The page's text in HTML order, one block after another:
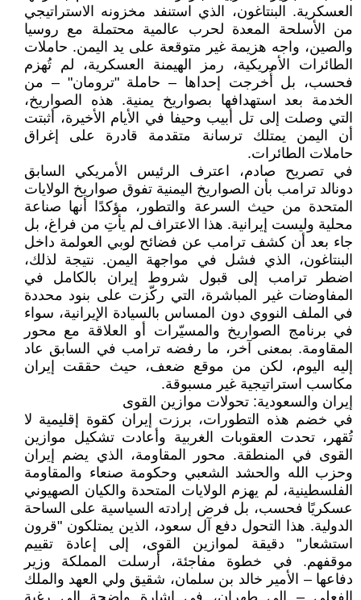
العسكرية. البنتاغون، الذي استنفد مخزونه الاستراتيجي
من الأسلحة المعدة لحرب عالمية محتملة مع روسيا
والصين، واجه هزيمة غير متوقعة على يد اليمن. حاملات
الطائرات الأمريكية، رمز الهيمنة العسكرية، لم تُهزم
فحسب، بل أُخرجت إحداها – حاملة "ترومان" – من
الخدمة بعد استهدافها بصواريخ يمنية. هذه الصواريخ،
التي وصلت إلى تل أبيب وحيفا في الأيام الأخيرة، أثبتت
أن اليمن يمتلك ترسانة متقدمة قادرة على إغراق
حاملات الطائرات.
في تصريح صادم، اعترف الرئيس الأمريكي السابق
دونالد ترامب بأن الصواريخ اليمنية تفوق صواريخ الولايات
المتحدة من حيث السرعة والتطور، مؤكدًا أنها صناعة
محلية وليست إيرانية. هذا الاعتراف لم يأتِ من فراغ، بل
جاء بعد أن كشف ترامب عن فضائح لوبي العولمة داخل
البنتاغون، الذي فشل في مواجهة اليمن. نتيجة لذلك،
اضطر ترامب إلى قبول شروط إيران بالكامل في
المفاوضات غير المباشرة، التي ركّزت على بنود محددة
في الملف النووي دون المساس بالسيادة الإيرانية، سواء
في برنامج الصواريخ والمسيّرات أو العلاقة مع محور
المقاومة. بمعنى آخر، ما رفضه ترامب في السابق عاد
إليه اليوم، لكن من موقع ضعف، حيث حققت إيران
مكاسب استراتيجية غير مسبوقة.
إيران والسعودية: تحولات موازين القوى
في خضم هذه التطورات، برزت إيران كقوة إقليمية لا
تُقهر، تحدت العقوبات الغربية وأعادت تشكيل موازين
القوى في المنطقة. محور المقاومة، الذي يضم إيران
وحزب الله والحشد الشعبي وحكومة صنعاء والمقاومة
الفلسطينية، لم يهزم الولايات المتحدة والكيان الصهيوني
عسكريًا فحسب، بل فرض إرادته السياسية على الساحة
الدولية. هذا التحول دفع آل سعود، الذين يمتلكون "قرون
استشعار" دقيقة لموازين القوى، إلى إعادة تقييم
موقفهم. في خطوة مفاجئة، أرسلت المملكة وزير
دفاعها – الأمير خالد بن سلمان، شقيق ولي العهد والملك